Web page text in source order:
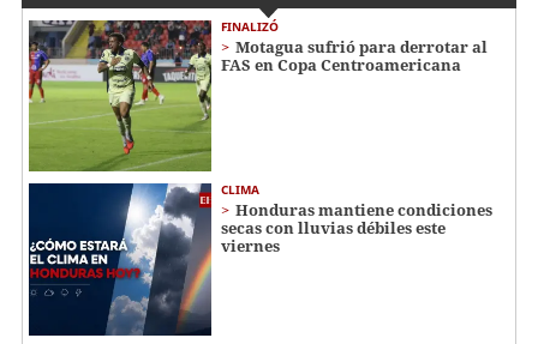
FINALIZÓ
Motagua sufrió para derrotar al
FAS en Copa Centroamericana
CLIMA
Honduras mantiene condiciones
secas con lluvias débiles este
viernes